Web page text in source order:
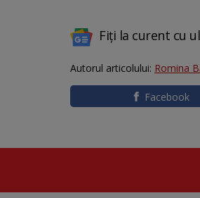
Fiți la curent cu
Autorul articolului: Romina
Facebook